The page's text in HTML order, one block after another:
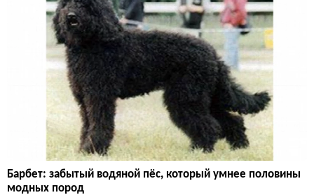
Барбет: забытый водяной пёс, который умнее половины
модных пород